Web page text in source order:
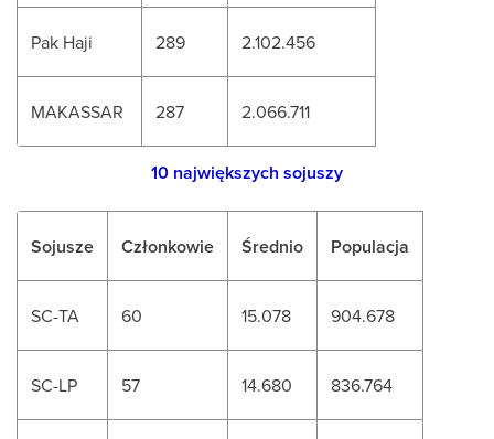
Pak Haji 289 2.102.456
MAKASSAR 287 2.066.711
10 największych sojuszy
Sojusze Członkowie Średnio Populacja
SC-TA 60 15.078 904.678
SC-LP 57 14.680 836.764